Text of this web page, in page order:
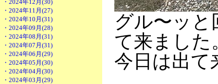
・2024年12月(30)
・2024年11月(27)
・2024年10月(31)
・2024年09月(28)
・2024年08月(31)
・2024年07月(31)
・2024年06月(29)
・2024年05月(30)
・2024年04月(30)
・2024年03月(29)
グル〜ッ
て来ました
今日は出て